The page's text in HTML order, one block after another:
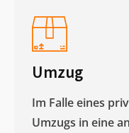
Umzug
Im Falle eines
Umzugs in eine